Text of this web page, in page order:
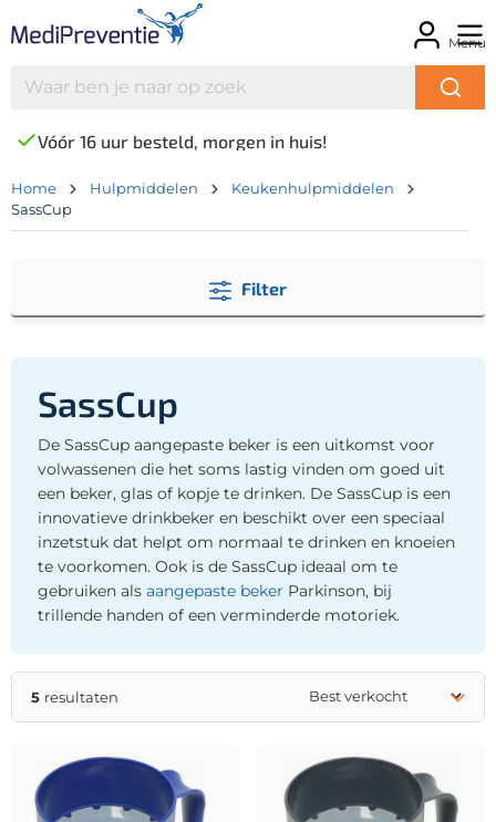
Menu
Vóór 16 uur besteld, morgen in huis!
Home Hulpmiddelen
Keukenhulpmiddelen
SassCup
Filter
SassCup
De SassCup aangepaste beker is een uitkomst voor
volwassenen die het soms lastig vinden om goed uit
een beker, glas of kopje te drinken. De SassCup is een
innovatieve drinkbeker en beschikt over een speciaal
inzetstuk dat helpt om normaal te drinken en knoeien
te voorkomen. Ook is de SassCup ideaal om te
gebruiken als aangepaste beker Parkinson, bij
trillende handen of een verminderde motoriek.
5 resultaten